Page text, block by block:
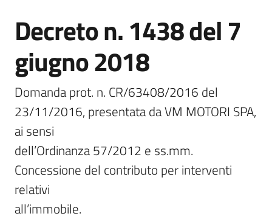
Decreto n. 1438 del 7
giugno 2018
Domanda prot. n. CR/63408/2016 del
23/11/2016, presentata da VM MOTORI SPA,
ai sensi
dell’Ordinanza 57/2012 e ss.mm.
Concessione del contributo per interventi
relativi
all’immobile.